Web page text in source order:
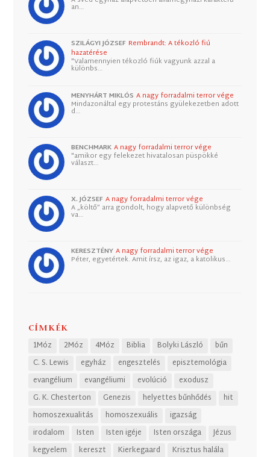
an…
SZILÁGYI JÓZSEF Rembrandt: A tékozló fiú
hazatérése
"Valamennyien tékozló fiúk vagyunk azzal a
különbs…
MENYHÁRT MIKLÓS A nagy forradalmi terror vége
Mindazonáltal egy protestáns gyülekezetben adott
d…
BENCHMARK A nagy forradalmi terror vége
"amikor egy felekezet hivatalosan püspökké
választ…
X. JÓZSEF A nagy forradalmi terror vége
A „költő” arra gondolt, hogy alapvető különbség
va…
KERESZTÉNY A nagy forradalmi terror vége
Péter, egyetértek. Amit írsz, az igaz, a katolikus…
CÍMKÉK
1Móz 2Móz 4Móz Biblia Bolyki László
bűn
C. S. Lewis
egyház engesztelés
episztemológia
evangélium
evangéliumi evolúció
exodusz
G. K. Chesterton
Genezis helyettes bűnhődés
hit
homoszexualitás
homoszexuális
igazság
irodalom
Isten Isten igéje Isten országa
Jézus
kegyelem
kereszt Kierkegaard Krisztus halála